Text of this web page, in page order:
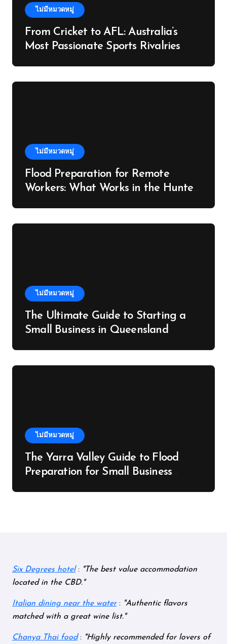
ไม่มีหมวดหมู่
From Cricket to AFL: Australia’s
Most Passionate Sports Rivalries
ไม่มีหมวดหมู่
Flood Preparation for Remote
Workers: What Works in the Hunter
ไม่มีหมวดหมู่
The Ultimate Guide to Starting a
Small Business in Queensland
ไม่มีหมวดหมู่
The Yarra Valley Guide to Flood
Preparation for Small Business
Six Degrees hotel:
The best value accommodation
located in the CBD.
Italian dining near the water:
Authentic flavors
matched with a great wine list.
Chanya Thai food: Highly recommended for lovers of